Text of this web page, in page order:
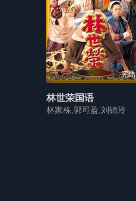
完结
林世荣国语
林家栋,郭可盈,刘锦玲